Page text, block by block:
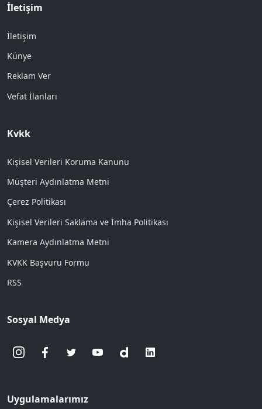
İletişim
İletişim
Künye
Reklam Ver
Vefat İlanları
Kvkk
Kişisel Verileri Koruma Kanunu
Müşteri Aydınlatma Metni
Çerez Politikası
Kişisel Verileri Saklama ve İmha Politikası
Kamera Aydınlatma Metni
KVKK Başvuru Formu
RSS
Sosyal Medya
Uygulamalarımız